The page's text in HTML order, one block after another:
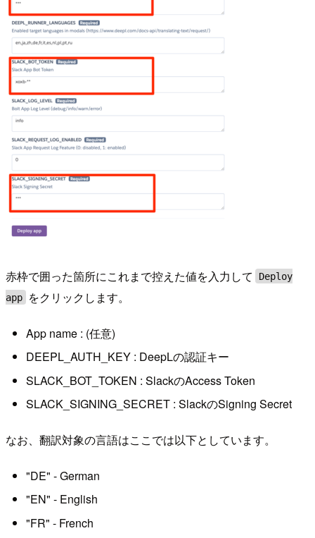
赤枠で囲った箇所にこれまで控えた値を入力して
Deploy
app
をクリックします。
App name : (任意)
DEEPL_AUTH_KEY : DeepLの認証キー
SLACK_BOT_TOKEN : SlackのAccess Token
SLACK_SIGNING_SECRET : SlackのSigning Secret
なお、翻訳対象の言語はここでは以下としています。
"DE" - German
"EN" - English
"FR" - French